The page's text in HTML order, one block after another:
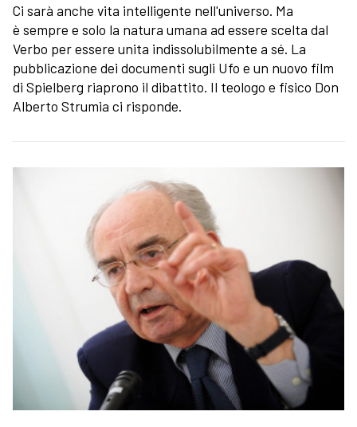
Ci sarà anche vita intelligente nell'universo. Ma
è sempre e solo la natura umana ad essere scelta dal
Verbo per essere unita indissolubilmente a sé. La
pubblicazione dei documenti sugli Ufo e un nuovo film
di Spielberg riaprono il dibattito. Il teologo e fisico Don
Alberto Strumia ci risponde.